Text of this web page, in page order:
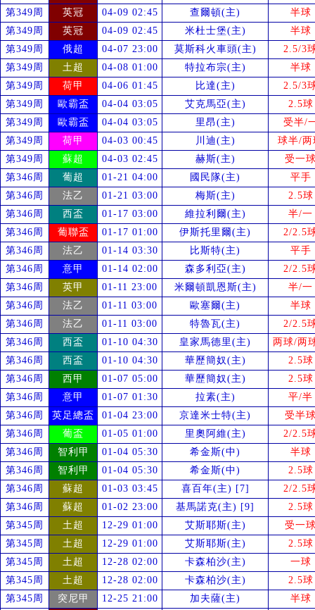
第349周
英冠 04-09 02:45 查爾頓(主)
半球
第349周
英冠 04-09 02:45 米杜士堡(主)
半球
第349周
俄超 04-07 23:00 莫斯科火車頭(主)
2.5/3
第349周
土超 04-08 01:00 特拉布宗(主)
半球
第349周
荷甲 04-06 01:45 比達(主)
2.5/3
第349周
歐霸盃 04-04 03:05 艾克馬亞(主)
2.5球
第349周
歐霸盃 04-04 03:05 里昂(主) 受半/
第349周
荷甲 04-03 00:45 川迪(主)
球半/两
第349周
蘇超 04-03 02:45 赫斯(主) 受一
第346周
葡超 01-21 04:00 國民隊(主)
平手
第346周
法乙 01-21 03:00 梅斯(主)
2.5球
第346周
西盃 01-17 03:00 維拉利爾(主)
半/一
第346周
葡聯盃 01-17 01:00 伊斯托里爾(主)
2/2.5
第346周
法乙 01-14 03:30 比斯特(主)
平手
第346周
意甲 01-14 02:00 森多利亞(主)
2/2.5
第346周
英甲 01-11 23:00 米爾頓凱恩斯(主)
半/一
第346周
法乙 01-11 03:00 歐塞爾(主)
半球
第346周
法乙 01-11 03:00 特魯瓦(主)
2/2.5
第346周
西盃 01-10 04:30 皇家馬德里(主)
两球/两
第346周
西盃 01-10 04:30 華歷簡奴(主)
2.5球
第346周
西甲 01-07 05:00 華歷簡奴(主)
2.5球
第346周
意甲 01-07 01:30 拉素(主)
平/半
第346周
英足總盃 01-04 23:00 京達米士特(主) 受半
第346周
葡盃 01-05 01:00 里奧阿維(主)
2/2.5
第346周
智利甲 01-04 05:30 希金斯(中)
半球
第346周
智利甲 01-04 05:30 希金斯(中)
2.5球
第346周
蘇超 01-03 03:45 喜百年(主) [7]
2/2.5
第346周
蘇超 01-02 23:00 基馬諾克(主) [9]
2.5球
第345周
土超 12-29 01:00 艾斯耶斯(主) 受一
第345周
土超 12-29 01:00 艾斯耶斯(主)
2.5球
第345周
土超 12-28 02:00 卡森柏沙(主)
一球
第345周
土超 12-28 02:00 卡森柏沙(主)
2.5球
第345周
突尼甲 12-25 21:00 加夫薩(主)
半球